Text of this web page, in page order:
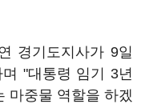
경기도지사가 9일
"대통령 임기 3년
마중물 역할을 하겠